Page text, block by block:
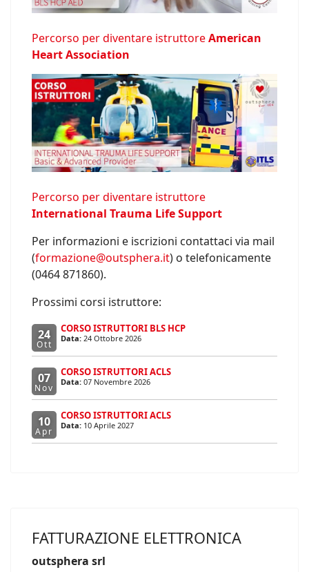
Percorso per diventare istruttoreAmerican
Heart Association
Percorso per diventare istruttore
International Trauma Life Support
Per informazioni e iscrizioni contattaci via mail
(formazione@outsphera.it) o telefonicamente
(0464 871860).
Prossimi corsi istruttore:
24
Ott
CORSO ISTRUTTORI BLS HCP
Data: 24 Ottobre 2026
07
Nov
CORSO ISTRUTTORI ACLS
Data: 07 Novembre 2026
10
Apr
CORSO ISTRUTTORI ACLS
Data: 10 Aprile 2027
FATTURAZIONE ELETTRONICA
outsphera srl